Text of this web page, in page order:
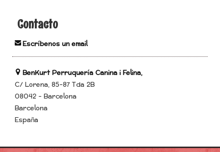
Contacto
Escríbenos un email
BenKurt Perruquería Canina i Felina,
C/ Lorena, 85-87 Tda 2B
08042 - Barcelona
Barcelona
España